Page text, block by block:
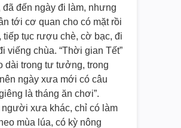
đã đến ngày đi làm, nhưng
tới cơ quan cho có mặt rồi
tiếp tục rượu chè, cờ bạc, đi
viếng chùa. “Thời gian Tết”
dài trong tư tưởng, trong
ngày xưa mới có câu
là tháng ăn chơi”.
người xưa khác, chỉ có làm
mùa lúa, có kỳ nông